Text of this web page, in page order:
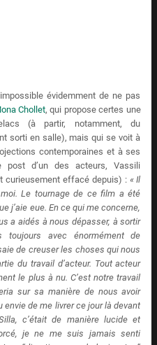
évidemment de ne pas
Chollet, qui propose certes une
(à partir, notamment, du
sorti en salle), mais qui se voit à
contemporaines et à ses
d’un des acteurs, Vassili
curieusement effacé depuis) : « Il
Le tournage de ce film a été
j’aie eue. En ce qui me concerne,
a aidés à nous dépasser, à sortir
avec énormément de
de creuser les choses qui nous
du travail d’acteur. Tout acteur
le plus à nu. C’est notre travail
sur sa manière de nous avoir
envie de me livrer ce jour là devant
c’était de manière lucide et
je ne me suis jamais senti